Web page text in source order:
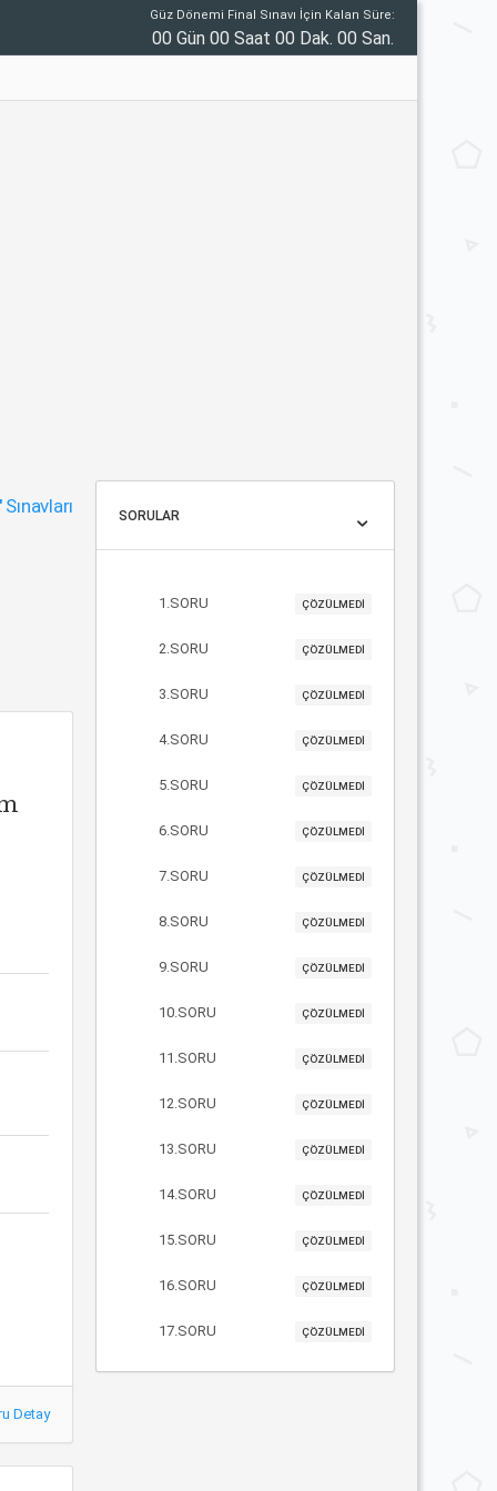
Güz Dönemi Final Sınavı İçin Kalan Süre:
00 Gün 00 Saat 00 Dak. 00 San.
Sınavları
Detay
SORULAR
1.SORU ÇÖZÜLMEDİ
2.SORU ÇÖZÜLMEDİ
3.SORU ÇÖZÜLMEDİ
4.SORU ÇÖZÜLMEDİ
5.SORU ÇÖZÜLMEDİ
6.SORU ÇÖZÜLMEDİ
7.SORU ÇÖZÜLMEDİ
8.SORU ÇÖZÜLMEDİ
9.SORU ÇÖZÜLMEDİ
10.SORU ÇÖZÜLMEDİ
11.SORU ÇÖZÜLMEDİ
12.SORU ÇÖZÜLMEDİ
13.SORU ÇÖZÜLMEDİ
14.SORU ÇÖZÜLMEDİ
15.SORU ÇÖZÜLMEDİ
16.SORU ÇÖZÜLMEDİ
17.SORU ÇÖZÜLMEDİ